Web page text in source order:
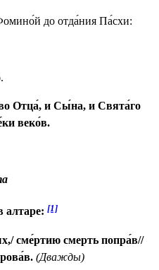
до отда́ния Па́схи:
Отца́, и Сы́на, и Свята́го
веко́в.
алтаре: [1]
сме́ртию смерть попра́в//
(Дважды)